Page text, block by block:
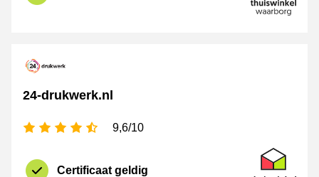
24-drukwerk.nl
4,5 sterren
9,6/10
Certificaat geldig
certificaat
Thuiswinkel